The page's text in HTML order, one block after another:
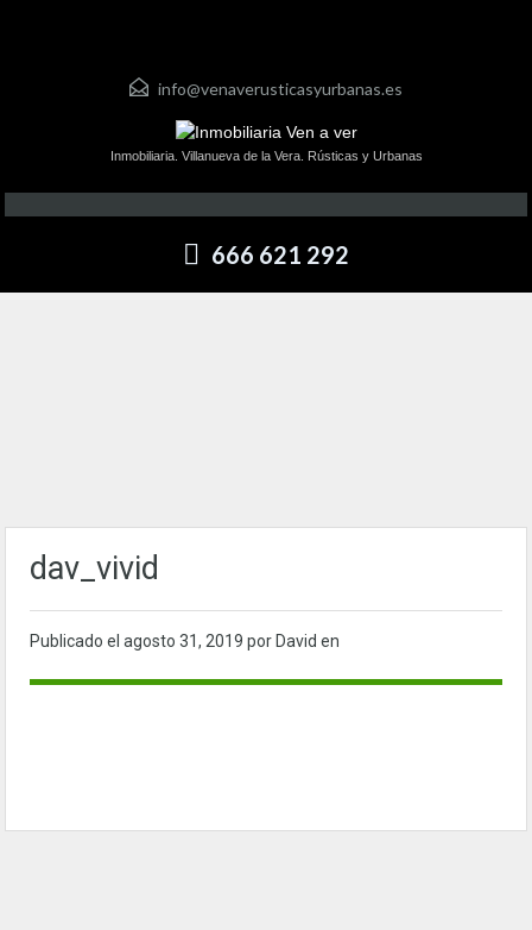
info@venaverusticasyurbanas.es
Inmobiliaria. Villanueva de la Vera. Rústicas y Urbanas
666 621 292
dav_vivid
Publicado el agosto 31, 2019 por David en